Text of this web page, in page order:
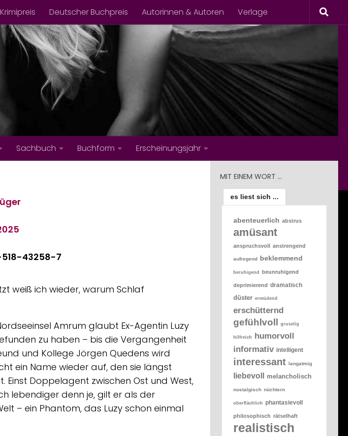
Deutscher Buchpreis Autorinnen & Autoren Verlage
Sachbuch Buchform Erscheinungsjahr
518-43258-7
weiß ich wieder, warum Schlaf
Amrum glaubt Ex-Agentin Luzy
zu haben – bis die Vergangenheit
und Kollege Jörgen Quedens wird
ein Name wieder auf, den sie längst
Einst Doppelagent zwischen Ost und West,
lebendiger denn je, gilt er als der
– ein Phantom, das Luzy schon einmal
MIT EINEM WORT …
es liest sich ...
abenteuerlich abstrus
amüsant
anspruchsvoll anstrengend
aufregend beklemmend
beruhigend beunruhigend
deprimierend dramatisch
düster ermüdend
erschütternd
gefühlvoll gruselig
hilfreich
humorvoll
informativ intelligent
interessant langatmig
liebevoll melancholisch
nostalgisch nüchtern
oberflächlich phantasievoll
philosophisch rätselhaft
realistisch